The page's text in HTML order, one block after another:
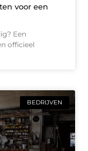
voor een
Een
officieel
BEDRIJVEN